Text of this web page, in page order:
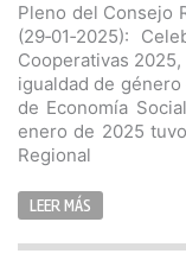
Pleno del Consejo
(29‑01‑2025):
Cooperativas
igualdad de
de Economía
enero de 2025
Regional
LEER MÁS